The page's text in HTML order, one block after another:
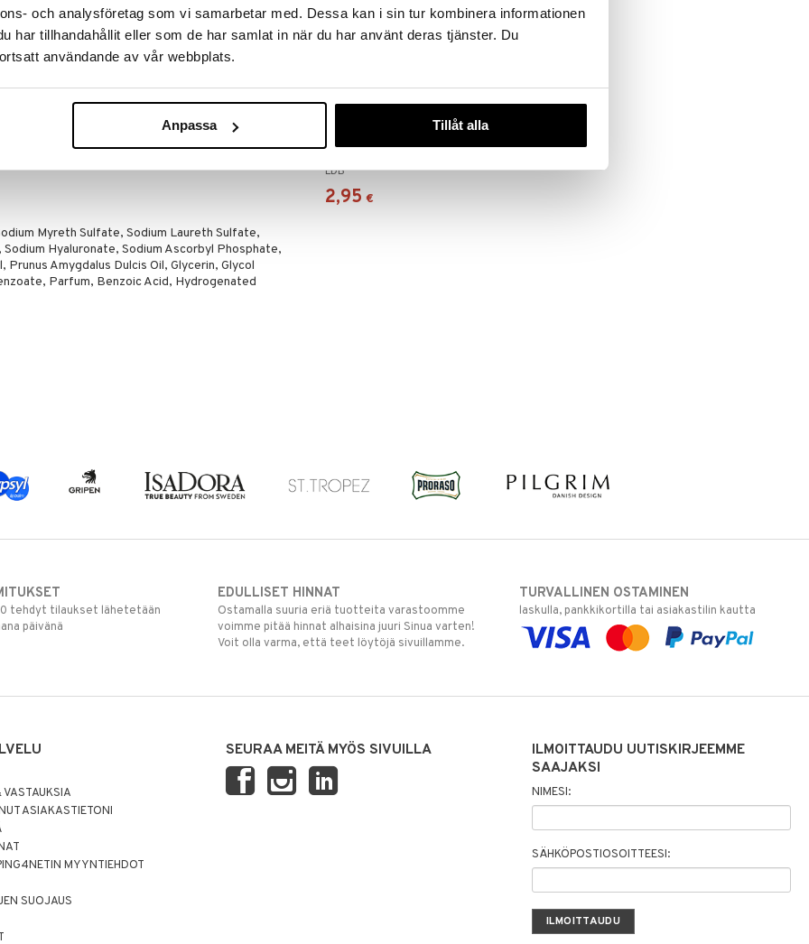
och analysföretag som vi samarbetar med. Dessa kan i sin tur kombinera informationen
har tillhandahållit eller som de har samlat in när du har använt deras tjänster. Du
användande av vår webbplats.
Anpassa Tillåt alla
joka jättää ihosi hyvinvoivaksi ja
mukavuuden tunteen koko päivän ajaksi. Anna
Myreth Sulfate, Sodium Laureth Sulfate,
Hyaluronate, Sodium Ascorbyl Phosphate,
Amygdalus Dulcis Oil, Glycerin, Glycol
Parfum, Benzoic Acid, Hydrogenated
LDB
2,95 €
tehdyt tilaukset lähetetään
päivänä
EDULLISET HINNAT
Ostamalla suuria eriä tuotteita varastoomme
voimme pitää hinnat alhaisina juuri Sinua varten!
Voit olla varma, että teet löytöjä sivuillamme.
TURVALLINEN OSTAMINEN
laskulla, pankkikortilla tai asiakastilin kautta
ASIAKASTIETONI
MYYNTIEHDOT
SUOJAUS
SEURAA MEITÄ MYÖS SIVUILLA
ILMOITTAUDU UUTISKIRJEEMME
SAAJAKSI
NIMESI:
SÄHKÖPOSTIOSOITTEESI: